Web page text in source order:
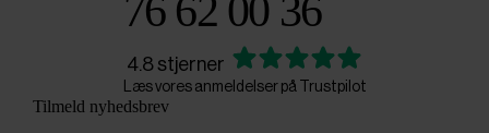
76 62 00 36
4.8 stjerner
Læs vores anmeldelser på Trustpilot
Tilmeld nyhedsbrev